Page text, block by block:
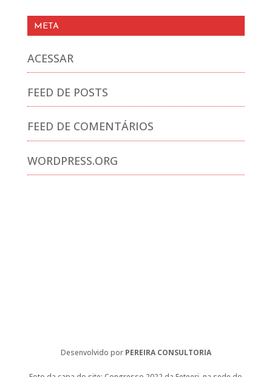
META
ACESSAR
FEED DE POSTS
FEED DE COMENTÁRIOS
WORDPRESS.ORG
Desenvolvido por PEREIRA CONSULTORIA